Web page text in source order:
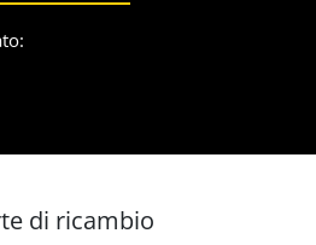
di ricambio